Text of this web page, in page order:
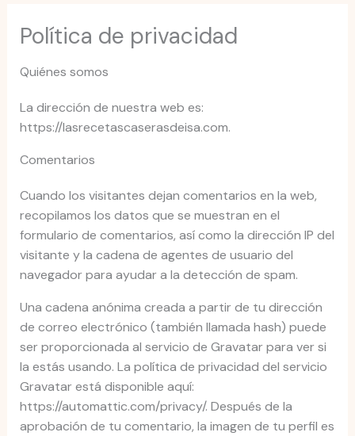
Política de privacidad
Quiénes somos
La dirección de nuestra web es:
https://lasrecetascaserasdeisa.com.
Comentarios
Cuando los visitantes dejan comentarios en la web,
recopilamos los datos que se muestran en el
formulario de comentarios, así como la dirección IP del
visitante y la cadena de agentes de usuario del
navegador para ayudar a la detección de spam.
Una cadena anónima creada a partir de tu dirección
de correo electrónico (también llamada hash) puede
ser proporcionada al servicio de Gravatar para ver si
la estás usando. La política de privacidad del servicio
Gravatar está disponible aquí:
https://automattic.com/privacy/. Después de la
aprobación de tu comentario, la imagen de tu perfil es